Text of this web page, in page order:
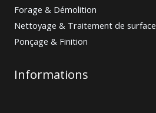
Forage & Démolition
Nettoyage & Traitement de surface
Ponçage & Finition
Informations